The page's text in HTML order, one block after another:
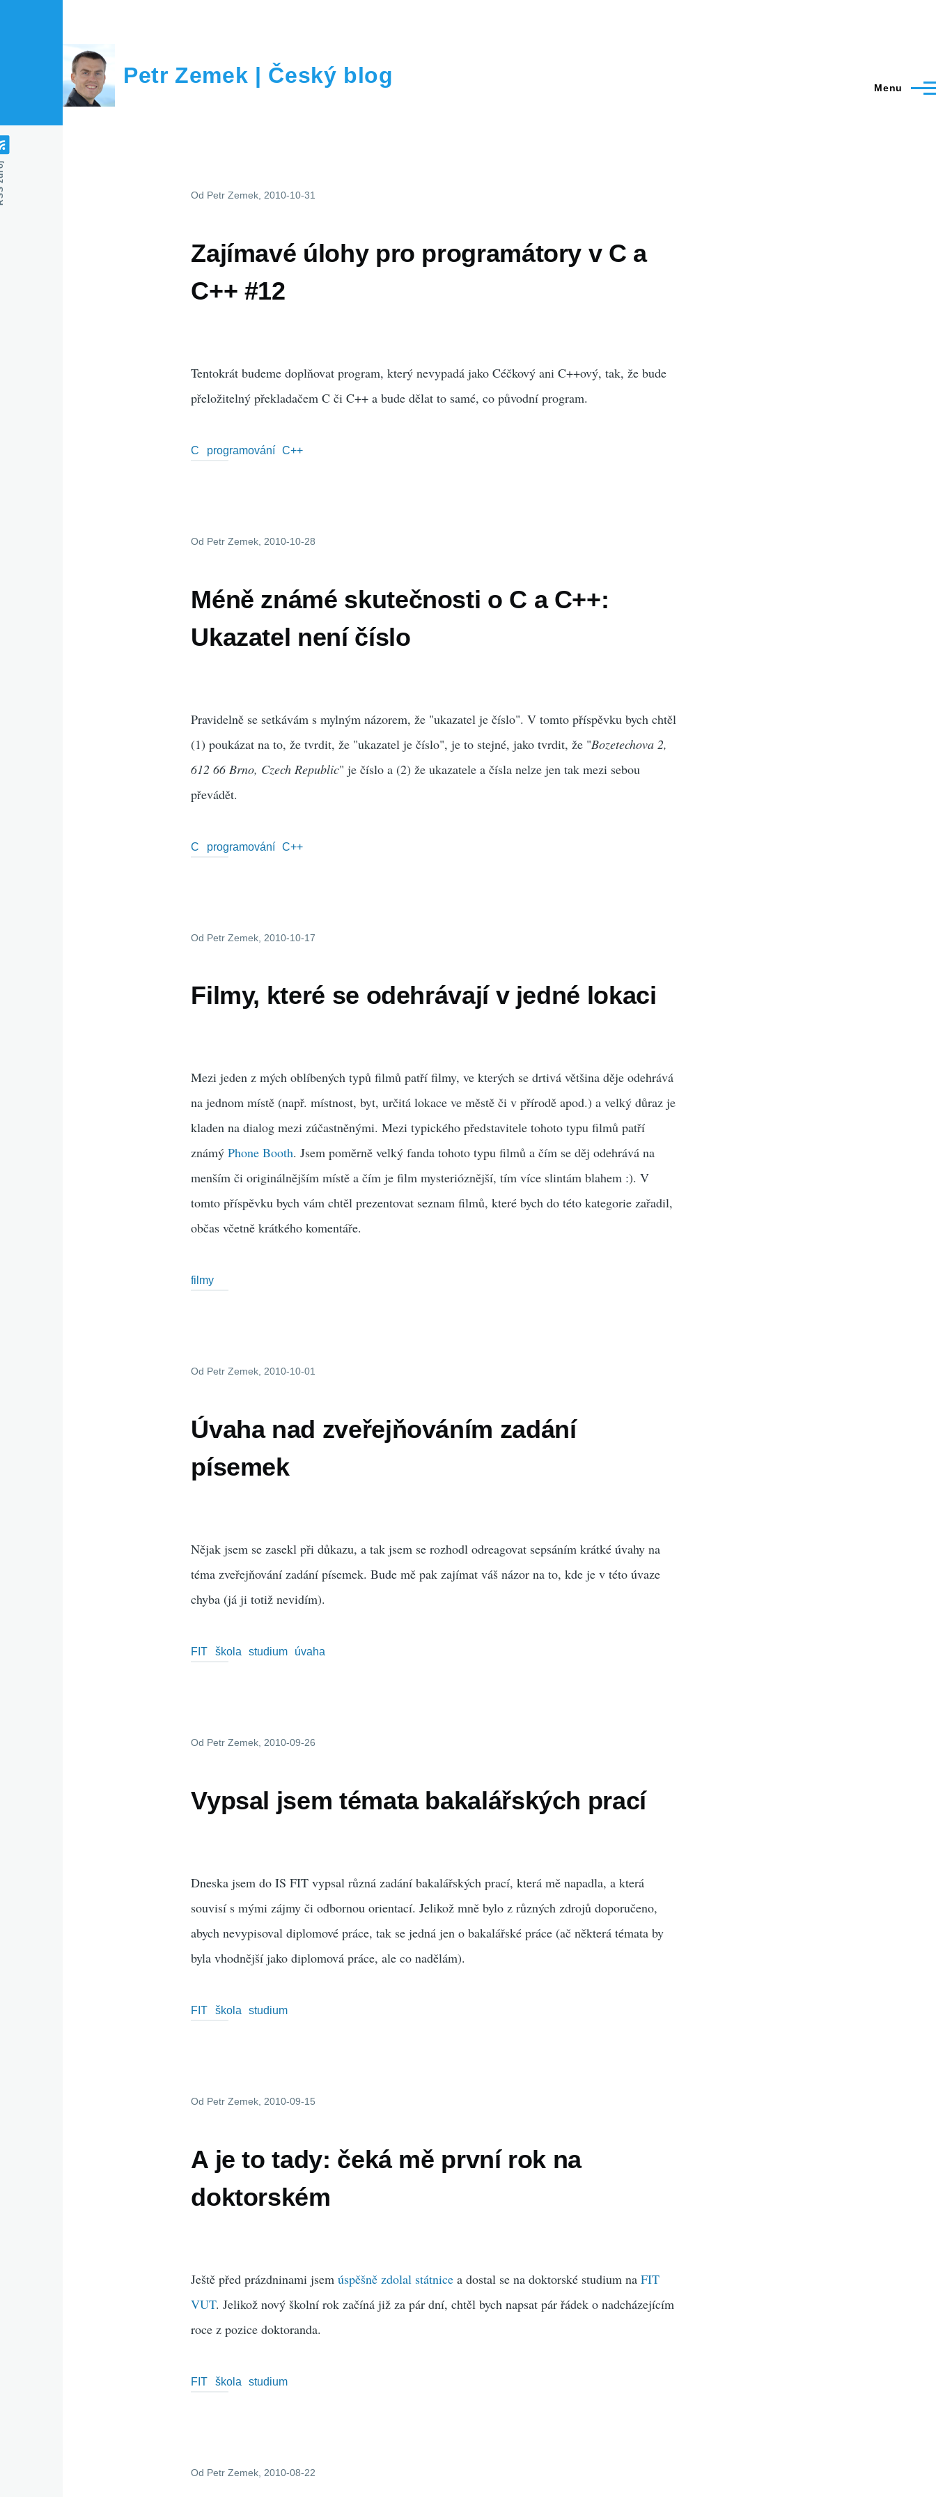
Petr Zemek | Český blog Menu
Od Petr Zemek , 2010-10-31
Zajímavé úlohy pro programátory v C a
C++ #12
Tentokrát budeme doplňovat program, který nevypadá jako Céčkový ani C++ový, tak, že bude
přeložitelný překladačem C či C++ a bude dělat to samé, co původní program.
C programování C++
Od Petr Zemek , 2010-10-28
Méně známé skutečnosti o C a C++:
Ukazatel není číslo
Pravidelně se setkávám s mylným názorem, že "ukazatel je číslo". V tomto příspěvku bych chtěl
(1) poukázat na to, že tvrdit, že "ukazatel je číslo", je to stejné, jako tvrdit, že "Bozetechova 2,
612 66 Brno, Czech Republic" je číslo a (2) že ukazatele a čísla nelze jen tak mezi sebou
převádět.
C programování C++
Od Petr Zemek , 2010-10-17
Filmy, které se odehrávají v jedné lokaci
Mezi jeden z mých oblíbených typů filmů patří filmy, ve kterých se drtivá většina děje odehrává
na jednom místě (např. místnost, byt, určitá lokace ve městě či v přírodě apod.) a velký důraz je
kladen na dialog mezi zúčastněnými. Mezi typického představitele tohoto typu filmů patří
známýPhone Booth. Jsem poměrně velký fanda tohoto typu filmů a čím se děj odehrává na
menším či originálnějším místě a čím je film mysterióznější, tím více slintám blahem :). V
tomto příspěvku bych vám chtěl prezentovat seznam filmů, které bych do této kategorie zařadil,
občas včetně krátkého komentáře.
filmy
Od Petr Zemek, 2010-10-01
Úvaha nad zveřejňováním zadání
písemek
Nějak jsem se zasekl při důkazu, a tak jsem se rozhodl odreagovat sepsáním krátké úvahy na
téma zveřejňování zadání písemek. Bude mě pak zajímat váš názor na to, kde je v této úvaze
chyba (já ji totiž nevidím).
FIT škola studium úvaha
Od Petr Zemek , 2010-09-26
Vypsal jsem témata bakalářských prací
Dneska jsem do IS FIT vypsal různá zadání bakalářských prací, která mě napadla, a která
souvisí s mými zájmy či odbornou orientací. Jelikož mně bylo z různých zdrojů doporučeno,
abych nevypisoval diplomové práce, tak se jedná jen o bakalářské práce (ač některá témata by
byla vhodnější jako diplomová práce, ale co nadělám).
FIT škola studium
Od Petr Zemek , 2010-09-15
A je to tady: čeká mě první rok na
doktorském
Ještě před prázdninami jsemúspěšně zdolal státnice a dostal se na doktorské studium naFIT
VUT. Jelikož nový školní rok začíná již za pár dní, chtěl bych napsat pár řádek o nadcházejícím
roce z pozice doktoranda.
FIT škola studium
Od Petr Zemek , 2010-08-22